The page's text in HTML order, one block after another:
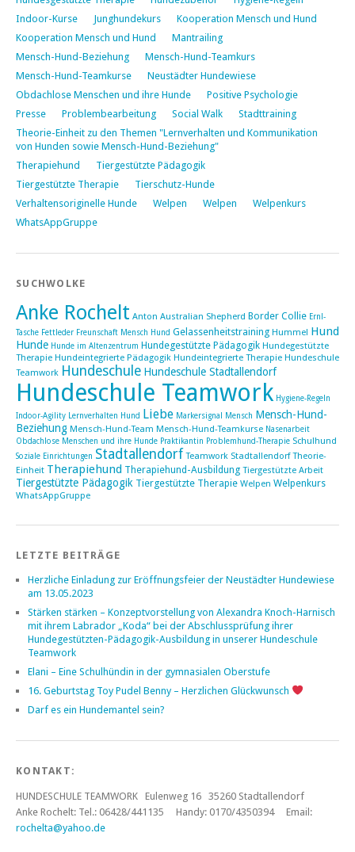
Indoor-Kurse
Junghundekurs
Kooperation Mensch und Hund
Kooperation Mensch und Hund
Mantrailing
Mensch-Hund-Beziehung
Mensch-Hund-Teamkurs
Mensch-Hund-Teamkurse
Neustädter Hundewiese
Obdachlose Menschen und ihre Hunde
Positive Psychologie
Presse
Problembearbeitung Social Walk
Stadttraining
Theorie-Einheit zu den Themen "Lernverhalten und Kommunikation
von Hunden sowie Mensch-Hund-Beziehung"
Therapiehund
Tiergestützte Pädagogik
Tiergestützte Therapie
Tierschutz-Hunde
Verhaltensoriginelle Hunde
Welpen Welpen
Welpenkurs
WhatsAppGruppe
SUCHWOLKE
Anke Rochelt Anton Australian Shepherd Border Collie Ernl-
Tasche Fettleder Freunschaft Mensch Hund Gelassenheitstraining Hummel Hund
Hunde Hunde im Altenzentrum Hundegestützte Pädagogik Hundegestützte
Therapie Hundeintegrierte Pädagogik Hundeintegrierte Therapie Hundeschule
Teamwork Hundeschule Hundeschule Stadtallendorf
Hundeschule Teamwork Hygiene-Regeln
Indoor-Agility
Lernverhalten Hund Liebe Markersignal Mensch Mensch-Hund-
Beziehung Mensch-Hund-Team Mensch-Hund-Teamkurse Nasenarbeit
Obdachlose Menschen und ihre Hunde Praktikantin Problemhund-Therapie Schulhund
Soziale Einrichtungen Stadtallendorf Teamwork Stadtallendorf Theorie-
Einheit Therapiehund Therapiehund-Ausbildung Tiergestützte Arbeit
Tiergestützte Pädagogik Tiergestützte Therapie Welpen Welpenkurs
WhatsAppGruppe
LETZTE BEITRÄGE
Herzliche Einladung zur Eröffnungsfeier der Neustädter Hundewiese
am 13.05.2023
Stärken stärken – Konzeptvorstellung von Alexandra Knoch-Harnisch
mit ihrem Labrador „Koda“ bei der Abschlussprüfung ihrer
Hundegestützten-Pädagogik-Ausbildung in unserer Hundeschule
Teamwork
Elani – Eine Schulhündin in der gymnasialen Oberstufe
16. Geburtstag Toy Pudel Benny – Herzlichen Glückwunsch
Darf es ein Hundemantel sein?
KONTAKT:
HUNDESCHULE TEAMWORK Eulenweg 16 35260 Stadtallendorf
Anke Rochelt: Tel.: 06428/441135 Handy: 0170/4350394 Email:
rochelta@yahoo.de